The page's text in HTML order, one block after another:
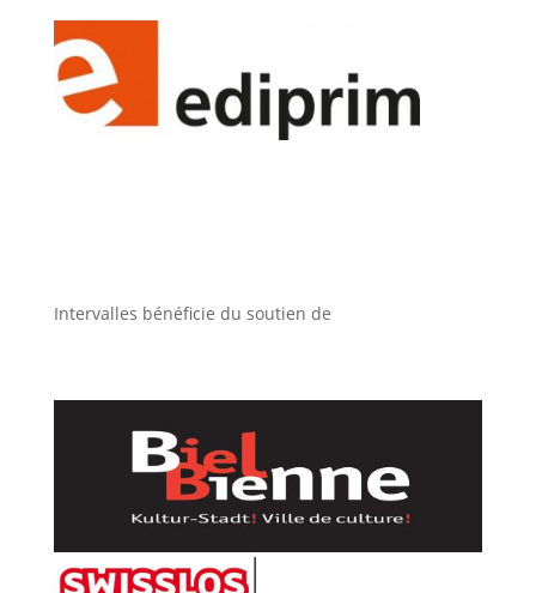
Intervalles bénéficie du soutien de